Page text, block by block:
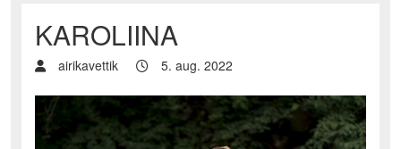
KAROLIINA
airikavettik 5. aug. 2022